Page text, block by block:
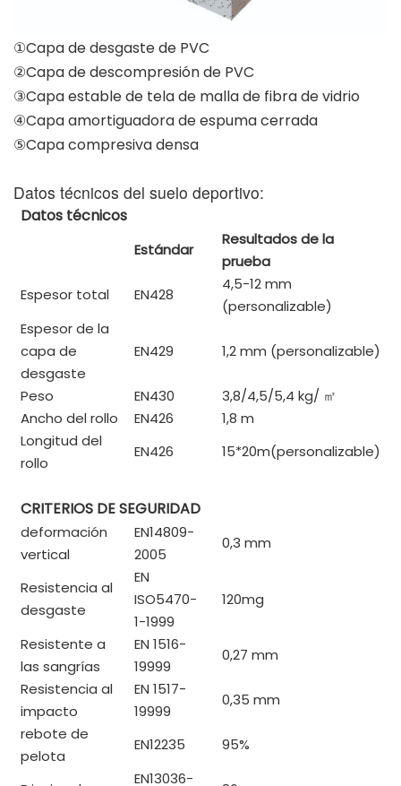
①Capa de desgaste de PVC
②Capa de descompresión de PVC
③Capa estable de tela de malla de fibra de vidrio
④Capa amortiguadora de espuma cerrada
⑤Capa compresiva densa
Datos técnicos del suelo deportivo:
Datos técnicos
Estándar
Resultados de la
prueba
Espesor total
EN428
4,5-12 mm
(personalizable)
Espesor de la
capa de
desgaste
EN429 1,2 mm (personalizable)
Peso EN430 3,8/4,5/5,4 kg/ ㎡
Ancho del rollo
EN426
1,8 m
Longitud del
rollo
EN426 15*20m(personalizable)
CRITERIOS DE SEGURIDAD
deformación
vertical
EN14809-
2005
0,3 mm
Resistencia al
desgaste
EN
ISO5470-
1-1999
120mg
Resistente a
las sangrías
EN 1516-
19999
0,27 mm
Resistencia al
impacto
EN 1517-
19999
0,35 mm
rebote de
pelota
EN12235 95%
EN13036-